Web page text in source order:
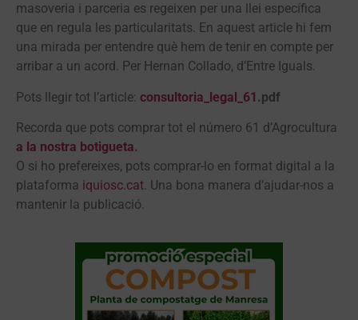
masoveria i parceria es regeixen per una llei específica
que en regula les particularitats. En aquest article hi fem
una mirada per entendre què hem de tenir en compte per
arribar a un acord. Per Hernan Collado, d’Entre Iguals.
Pots llegir tot l’article: consultoria_legal_61 .pdf
Recorda que pots comprar tot el número 61 d’Agrocultura
a la nostra botigueta.
O si ho prefereixes, pots comprar-lo en format digital a la
plataforma iquiosc.cat. Una bona manera d’ajudar-nos a
mantenir la publicació.